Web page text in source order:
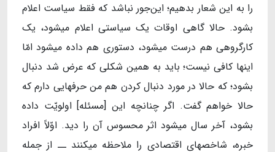
را به این شعار بدهیم؛ این‌جور نباشد که فقط سیاست اعلام
بشود. حالا گاهی اوقات یک سیاستی اعلام میشود، یک
کارگروهی هم درست میشود، دستوری هم داده میشود امّا
اینها کافی نیست؛ باید به همین شکلی که عرض شد دنبال
بشود؛ که حالا در مورد دنبال کردن هم من حرفهایی دارم که
حالا خواهم گفت. اگر چنانچه این [مسئله] اولویّت داده
بشود، آخر سال میشود اثر محسوس آن را دید. اوّلاً افراد
خبره، شاخصهای اقتصادی را ملاحظه میکنند ــ از جمله